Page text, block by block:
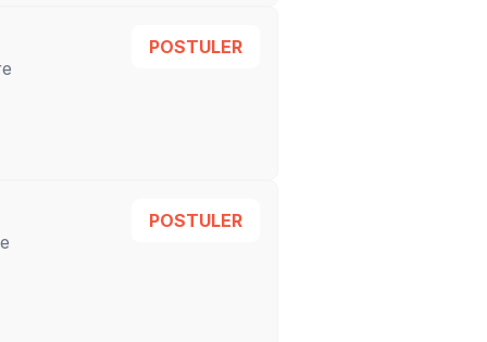
POSTULER
POSTULER